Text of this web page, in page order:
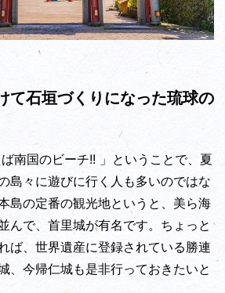
て石垣づくりになった琉球の
ば南国のビーチ!! 」ということで、夏
島々に遊びに行く人も多いのではな
島の定番の観光地というと、美ら海
んで、首里城が有名です。ちょっと
ば、世界遺産に登録されている勝連
、今帰仁城も是非行っておきたいと